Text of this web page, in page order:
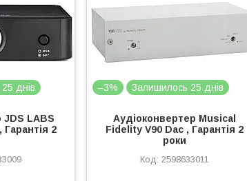
днів
JDS LABS
2
–3% Залишилось 25 днів
Аудіоконвертер Musical
Fidelity V90 Dac , Гарантія 2
роки
2598633011